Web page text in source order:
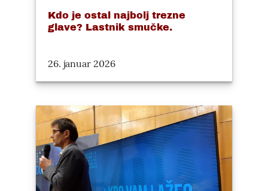
Kdo je ostal najbolj trezne
glave? Lastnik smučke.
26. januar 2026